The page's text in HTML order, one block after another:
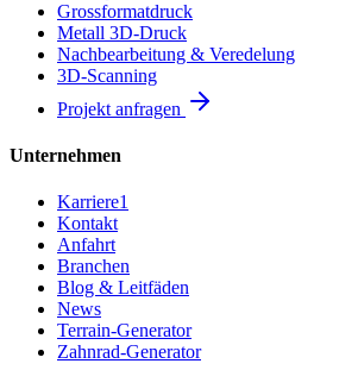
Grossformatdruck
Metall 3D-Druck
Nachbearbeitung & Veredelung
3D-Scanning
Projekt anfragen
Unternehmen
Karriere1
Kontakt
Anfahrt
Branchen
Blog & Leitfäden
News
Terrain-Generator
Zahnrad-Generator